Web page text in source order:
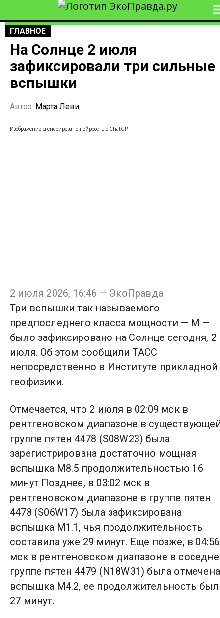
ГЛАВНОЕ
На Солнце 2 июля
зафиксировали три сильные
вспышки
Автор: Марта Леви
Изображение сгенерировано нейросетью ChatGPT
2 июля 2026, 16:46 — ЭкоПравда
Три вспышки так называемого
предпоследнего класса мощности — М —
было зафиксировано на Солнце сегодня, 2
июля. Об этом сообщили ТАСС
непосредственно в Институте прикладной
геофизики.
Отмечается, что 2 июля в 02:09 мск в
рентгеновском диапазоне в
группе пятен 4478 (S08W23) была
зарегистрирована достаточно мощная
вспышка M8.5 продолжительностью 16
минут Позднее, в 03:02 мск в
рентгеновском диапазоне в группе пятен
4478 (S06W17) была зафиксирована
вспышка M1.1, чья продолжительность
составила уже 29 минут. Еще позже, в 04:56
мск в рентгеновском диапазоне в
группе пятен 4479 (N18W31) была отмечена
вспышка M4.2, ее продолжительность
27 минут.